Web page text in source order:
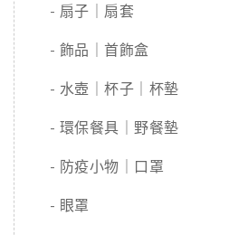
- 扇子｜扇套
- 飾品｜首飾盒
- 水壺｜杯子｜杯墊
- 環保餐具｜野餐墊
- 防疫小物｜口罩
- 眼罩